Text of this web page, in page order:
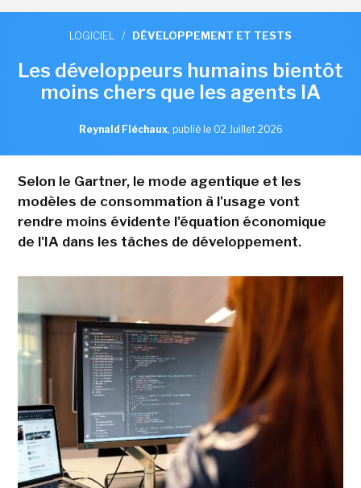
LOGICIEL / DÉVELOPPEMENT ET TESTS
Les développeurs humains bientôt
moins chers que les agents IA
Reynald Fléchaux, publié le 02 Juillet 2026
Selon le Gartner, le mode agentique et les
modèles de consommation à l'usage vont
rendre moins évidente l'équation économique
de l'IA dans les tâches de développement.